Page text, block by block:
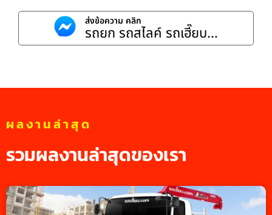
ส่งข้อความ คลิก
รถยก รถสไลค์ รถเฮี๊ยบ...
ผลงานล่าสุด
รวมผลงานล่าสุดของเรา